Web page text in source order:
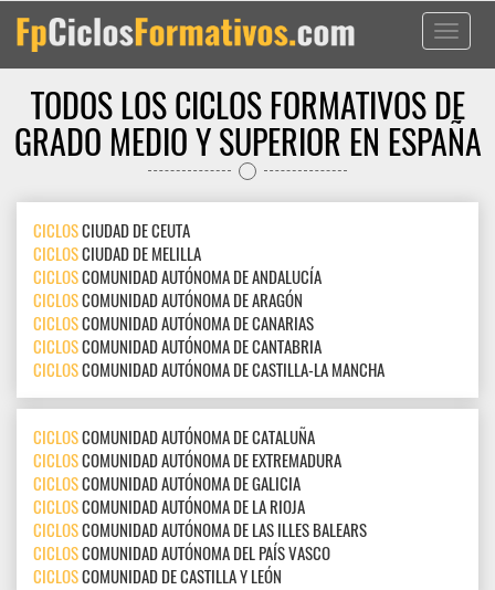
Toggle
TODOS LOS CICLOS FORMATIVOS DE
GRADO MEDIO Y SUPERIOR EN ESPAÑA
CICLOSCIUDAD DE CEUTA
CICLOSCIUDAD DE MELILLA
CICLOSCOMUNIDAD AUTÓNOMA DE ANDALUCÍA
CICLOSCOMUNIDAD AUTÓNOMA DE ARAGÓN
CICLOSCOMUNIDAD AUTÓNOMA DE CANARIAS
CICLOSCOMUNIDAD AUTÓNOMA DE CANTABRIA
CICLOSCOMUNIDAD AUTÓNOMA DE CASTILLA-LA MANCHA
CICLOSCOMUNIDAD AUTÓNOMA DE CATALUÑA
CICLOSCOMUNIDAD AUTÓNOMA DE EXTREMADURA
CICLOSCOMUNIDAD AUTÓNOMA DE GALICIA
CICLOSCOMUNIDAD AUTÓNOMA DE LA RIOJA
CICLOSCOMUNIDAD AUTÓNOMA DE LAS ILLES BALEARS
CICLOSCOMUNIDAD AUTÓNOMA DEL PAÍS VASCO
CICLOSCOMUNIDAD DE CASTILLA Y LEÓN